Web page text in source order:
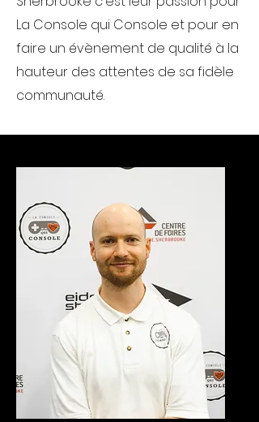
La Console qui Console et pour en
faire un évènement de qualité à la
hauteur des attentes de sa fidèle
communauté.